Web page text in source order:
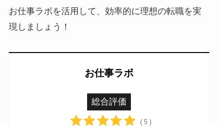
お仕事ラボを活用して、効率的に理想の転職を実
現しましょう！
お仕事ラボ
総合評価
( 5 )